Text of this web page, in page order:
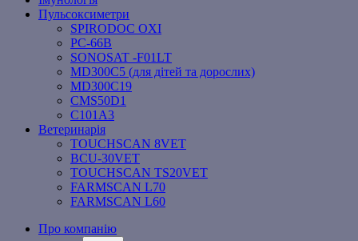
Пульсоксиметри
SPIRODOC OXI
PC-66B
SONOSAT -F01LT
MD300C5 (для дітей та дорослих)
MD300C19
СMS50D1
С101A3
Ветеринарія
TOUCHSCAN 8VET
BCU-30VET
TOUCHSCAN TS20VET
FARMSCAN L70
FARMSCAN L60
Про компанію